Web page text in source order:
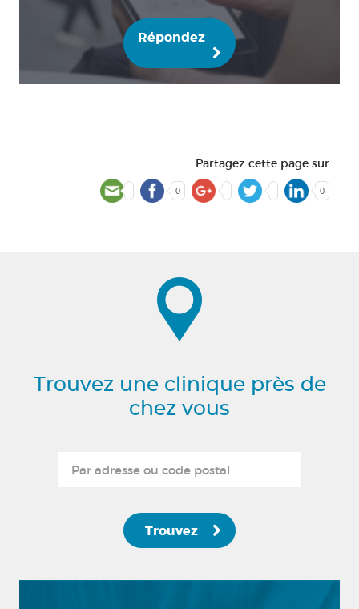
Répondez
Partagez cette page sur
0 0
Trouvez une clinique près de
chez vous
Trouvez